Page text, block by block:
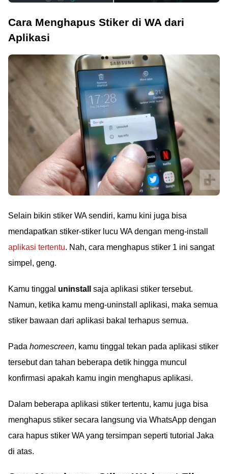
Cara Menghapus Stiker di WA dari
Aplikasi
Selain bikin stiker WA sendiri, kamu kini juga bisa
mendapatkan stiker-stiker lucu WA dengan meng-install
aplikasi tertentu. Nah, cara menghapus stiker 1 ini sangat
simpel, geng.
Kamu tinggal uninstall
saja aplikasi stiker tersebut.
Namun, ketika kamu meng-uninstall aplikasi, maka semua
stiker bawaan dari aplikasi bakal terhapus semua.
Pada homescreen, kamu tinggal tekan pada aplikasi stiker
tersebut dan tahan beberapa detik hingga muncul
konfirmasi apakah kamu ingin menghapus aplikasi.
Dalam beberapa aplikasi stiker tertentu, kamu juga bisa
menghapus stiker secara langsung via WhatsApp dengan
cara hapus stiker WA yang tersimpan seperti tutorial Jaka
di atas.